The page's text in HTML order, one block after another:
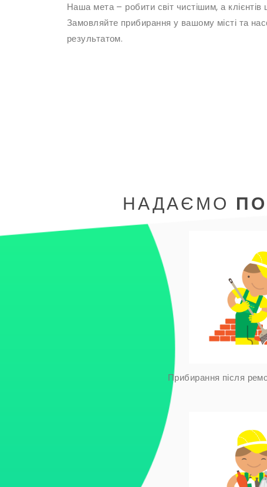
Наша мета – робити світ чистішим, а
Замовляйте прибирання у вашому місті та
результатом.
НАДАЄМО
Прибирання після